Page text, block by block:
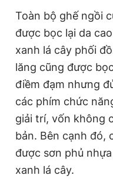
Toàn bộ ghế ngồi
được bọc lại da
xanh lá cây phối
lăng cũng được
điềm đạm nhưng
các phím chức
giải trí, vốn không
bản. Bên cạnh đó,
được sơn phủ
xanh lá cây.